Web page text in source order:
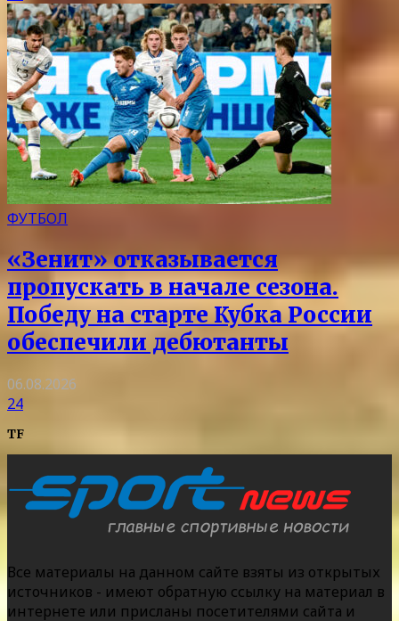
ФУТБОЛ
«Зенит» отказывается
пропускать в начале сезона.
Победу на старте Кубка России
обеспечили дебютанты
06.08.2026
24
TF
Все материалы на данном сайте взяты из открытых
источников - имеют обратную ссылку на материал в
интернете или присланы посетителями сайта и